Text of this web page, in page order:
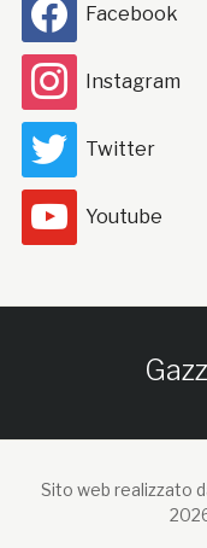
Facebook
Instagram
Twitter
Youtube
Sito web realizzato